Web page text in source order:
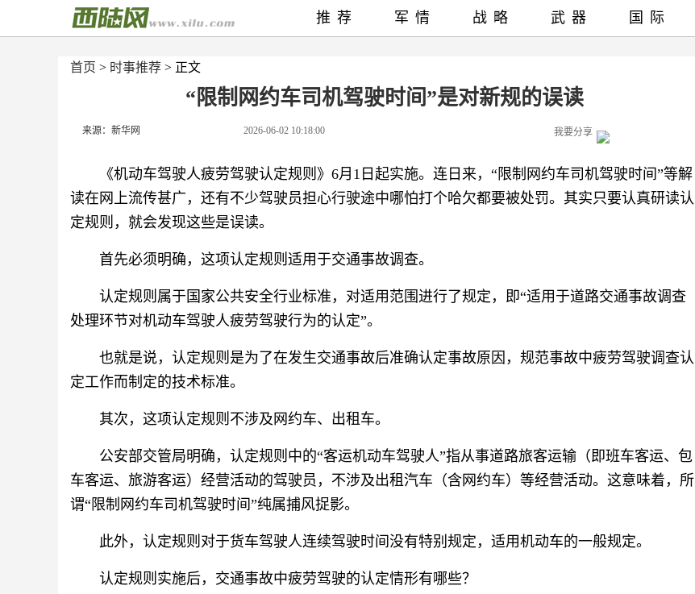
首页 > 时事推荐 > 正文
“限制网约车司机驾驶时间”是对新规的误读
来源：新华网 2026-06-02 10:18:00 我要分享
《机动车驾驶人疲劳驾驶认定规则》6月1日起实施。连日来，“限制网约车司机驾驶时间”等解
读在网上流传甚广，还有不少驾驶员担心行驶途中哪怕打个哈欠都要被处罚。其实只要认真研读认
定规则，就会发现这些是误读。
首先必须明确，这项认定规则适用于交通事故调查。
认定规则属于国家公共安全行业标准，对适用范围进行了规定，即“适用于道路交通事故调查
处理环节对机动车驾驶人疲劳驾驶行为的认定”。
也就是说，认定规则是为了在发生交通事故后准确认定事故原因，规范事故中疲劳驾驶调查认
定工作而制定的技术标准。
其次，这项认定规则不涉及网约车、出租车。
公安部交管局明确，认定规则中的“客运机动车驾驶人”指从事道路旅客运输（即班车客运、包
车客运、旅游客运）经营活动的驾驶员，不涉及出租汽车（含网约车）等经营活动。这意味着，所
谓“限制网约车司机驾驶时间”纯属捕风捉影。
此外，认定规则对于货车驾驶人连续驾驶时间没有特别规定，适用机动车的一般规定。
认定规则实施后，交通事故中疲劳驾驶的认定情形有哪些？
推荐 军情 战略 武器 国际